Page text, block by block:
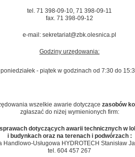
tel. 71 398-09-10, 71 398-09-11
fax. 71 398-09-12
e-mail: sekretariat@zbk.olesnica.pl
Godziny urzędowania:
poniedziałek - piątek w godzinach od 7:30 do 15
wszelkie awarie dotyczące zasobów
zgłaszać do niżej wymienionych firm:
dotyczących awarii technicznych w
i budynkach oraz na terenach i podwórzach :
Handlowo-Usługowa HYDROTECH Stanisław
tel. 604 457 267